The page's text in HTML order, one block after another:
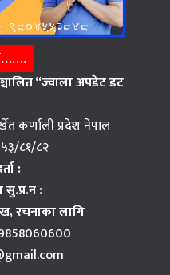
“ज्वाला अपडेट डट
कर्णाली प्रदेश नेपाल
८१/८२
:
:
रचनाका लागि